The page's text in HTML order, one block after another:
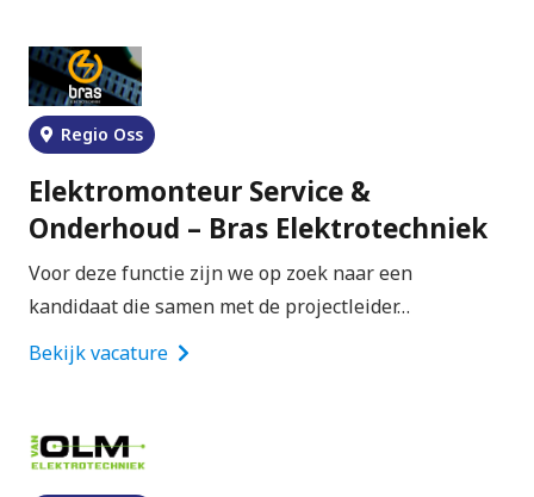
Regio Oss
Elektromonteur Service &
Onderhoud – Bras Elektrotechniek
Voor deze functie zijn we op zoek naar een
kandidaat die samen met de projectleider…
Bekijk vacature